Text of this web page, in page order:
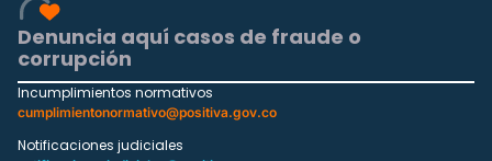
Denuncia aquí casos de fraude o
corrupción
Incumplimientos normativos
cumplimientonormativo@positiva.gov.co
Notificaciones judiciales